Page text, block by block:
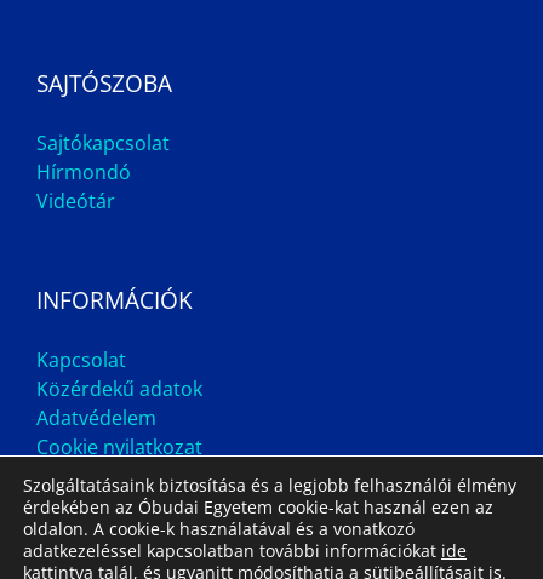
SAJTÓSZOBA
Sajtókapcsolat
Hírmondó
Videótár
INFORMÁCIÓK
Kapcsolat
Közérdekű adatok
Adatvédelem
Cookie nyilatkozat
Szolgáltatásaink biztosítása és a legjobb felhasználói élmény
érdekében az Óbudai Egyetem cookie-kat használ ezen az
oldalon. A cookie-k használatával és a vonatkozó
adatkezeléssel kapcsolatban további információkat ide
kattintva talál, és ugyanitt módosíthatja a sütibeállításait is.